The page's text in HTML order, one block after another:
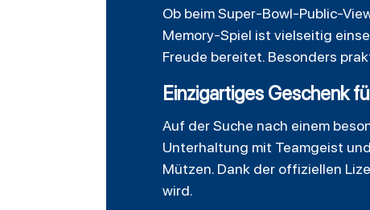
Ob beim Super-Bowl-Public-
Memory-Spiel ist vielseitig
Freude bereitet. Besonders
Einzigartiges Geschenk
Auf der Suche nach einem
Unterhaltung mit Teamgeist
Mützen. Dank der offiziellen
wird.